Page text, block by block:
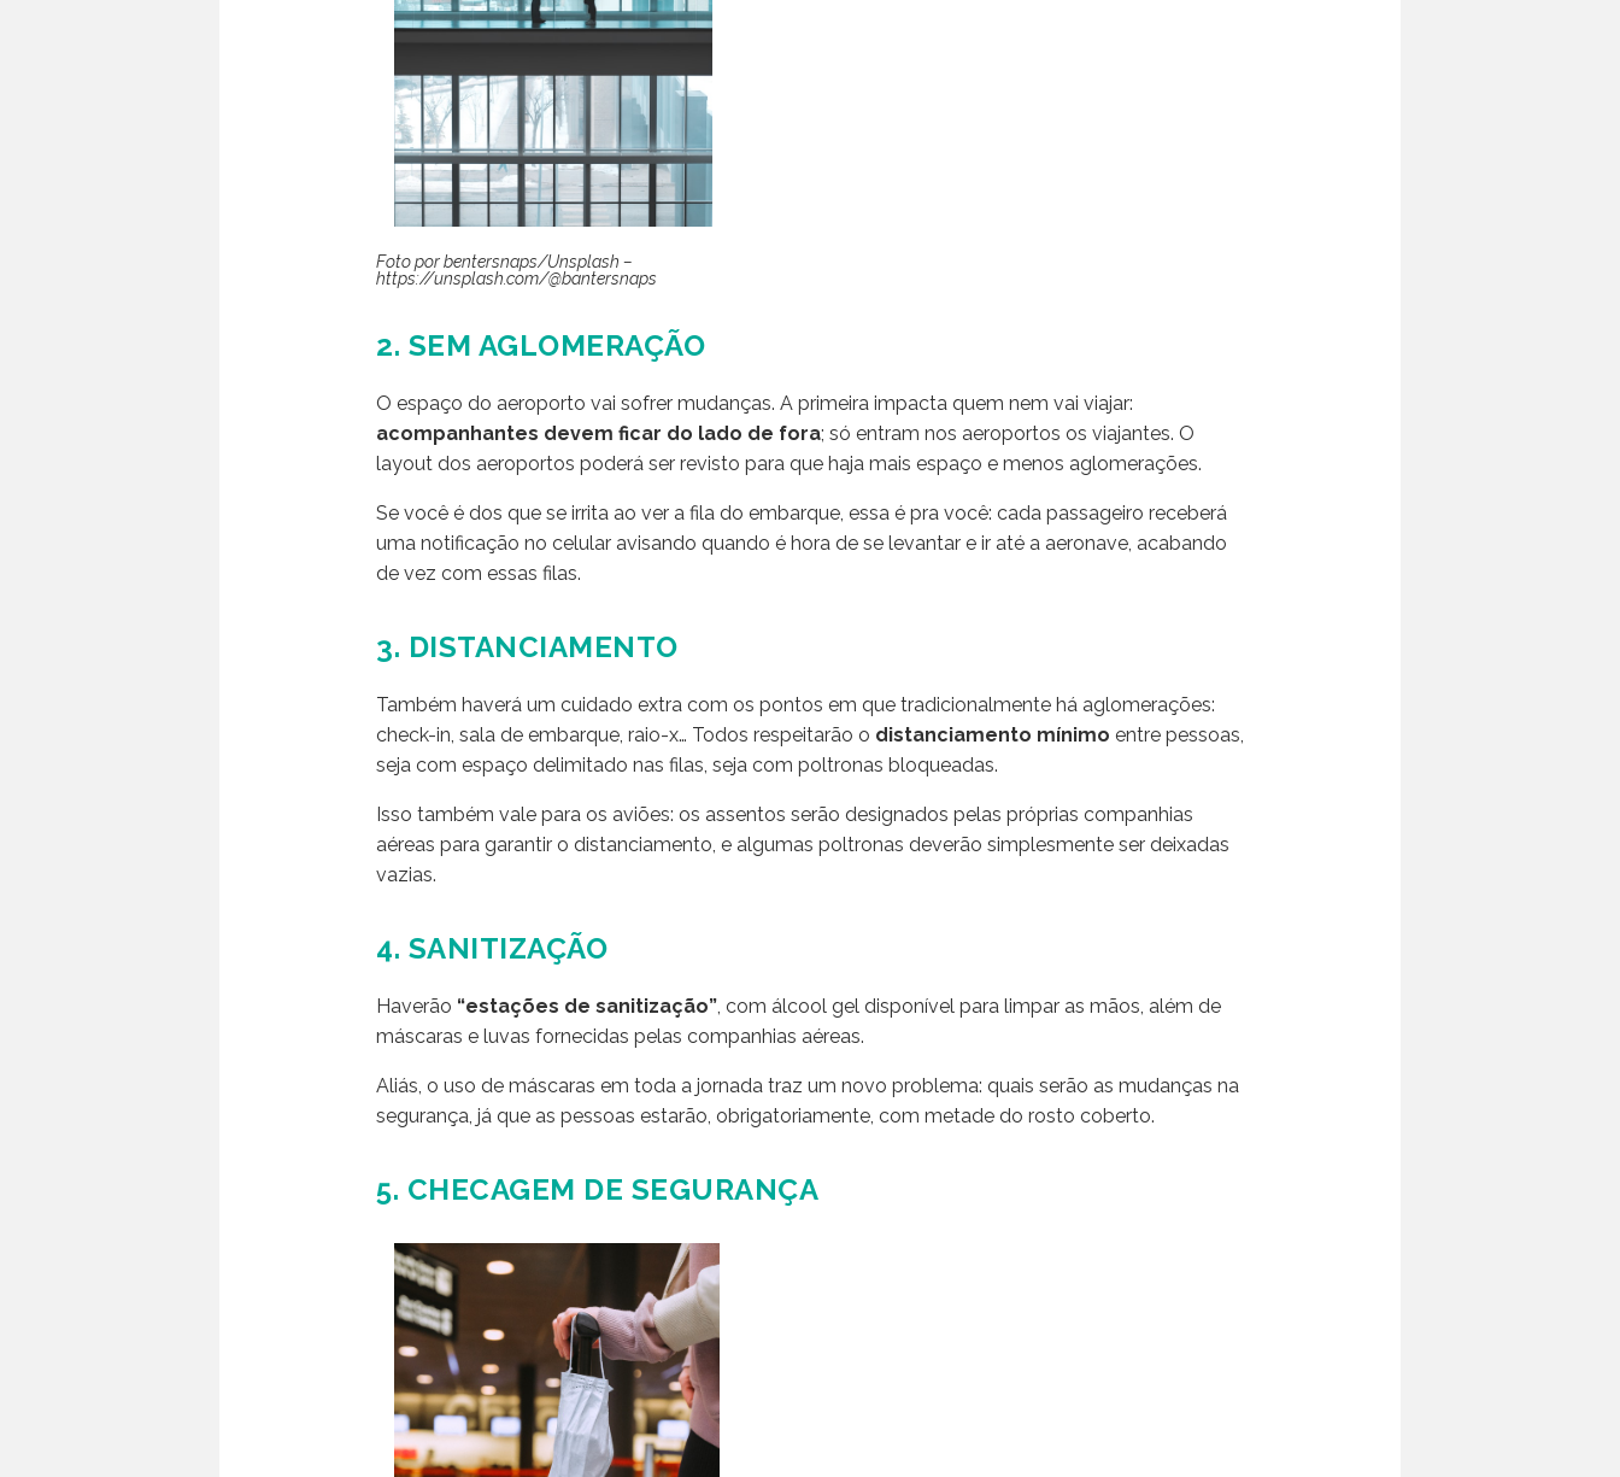
Foto por bentersnaps/Unsplash –
https://unsplash.com/@bantersnaps
2. SEM AGLOMERAÇÃO
O espaço do aeroporto vai sofrer mudanças. A primeira impacta quem nem vai viajar:
acompanhantes devem ficar do lado de fora; só entram nos aeroportos os viajantes. O
layout dos aeroportos poderá ser revisto para que haja mais espaço e menos aglomerações.
Se você é dos que se irrita ao ver a fila do embarque, essa é pra você: cada passageiro receberá
uma notificação no celular avisando quando é hora de se levantar e ir até a aeronave, acabando
de vez com essas filas.
3. DISTANCIAMENTO
Também haverá um cuidado extra com os pontos em que tradicionalmente há aglomerações:
check-in, sala de embarque, raio-x… Todos respeitarão o distanciamento mínimo entre pessoas,
seja com espaço delimitado nas filas, seja com poltronas bloqueadas.
Isso também vale para os aviões: os assentos serão designados pelas próprias companhias
aéreas para garantir o distanciamento, e algumas poltronas deverão simplesmente ser deixadas
vazias.
4. SANITIZAÇÃO
Haverão “estações de sanitização”, com álcool gel disponível para limpar as mãos, além de
máscaras e luvas fornecidas pelas companhias aéreas.
Aliás, o uso de máscaras em toda a jornada traz um novo problema: quais serão as mudanças na
segurança, já que as pessoas estarão, obrigatoriamente, com metade do rosto coberto.
5. CHECAGEM DE SEGURANÇA